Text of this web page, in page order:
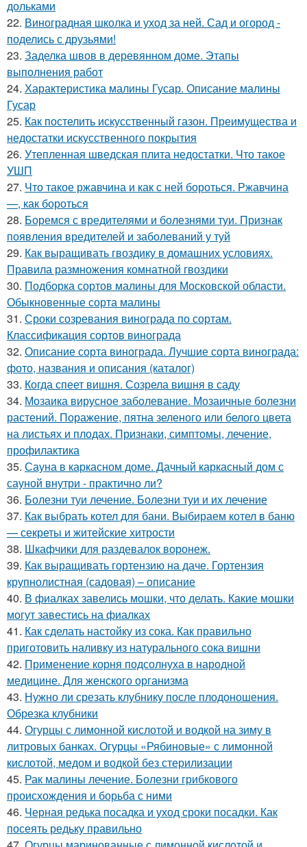
дольками
22. Виноградная школка и уход за ней. Сад и огород -
поделись с друзьями!
23. Заделка швов в деревянном доме. Этапы
выполнения работ
24. Характеристика малины Гусар. Описание малины
Гусар
25. Как постелить искусственный газон. Преимущества и
недостатки искусственного покрытия
26. Утепленная шведская плита недостатки. Что такое
УШП
27. Что такое ржавчина и как с ней бороться. Ржавчина
—, как бороться
28. Боремся с вредителями и болезнями туи. Признак
появления вредителей и заболеваний у туй
29. Как выращивать гвоздику в домашних условиях.
Правила размножения комнатной гвоздики
30. Подборка сортов малины для Московской области.
Обыкновенные сорта малины
31. Сроки созревания винограда по сортам.
Классификация сортов винограда
32. Описание сорта винограда. Лучшие сорта винограда:
фото, названия и описания (каталог)
33. Когда спеет вишня. Созрела вишня в саду
34. Мозаика вирусное заболевание. Мозаичные болезни
растений. Поражение, пятна зеленого или белого цвета
на листьях и плодах. Признаки, симптомы, лечение,
профилактика
35. Сауна в каркасном доме. Дачный каркасный дом с
сауной внутри - практично ли?
36. Болезни туи лечение. Болезни туи и их лечение
37. Как выбрать котел для бани. Выбираем котел в баню
— секреты и житейские хитрости
38. Шкафчики для раздевалок воронеж.
39. Как выращивать гортензию на даче. Гортензия
крупнолистная (садовая) – описание
40. В фиалках завелись мошки, что делать. Какие мошки
могут завестись на фиалках
41. Как сделать настойку из сока. Как правильно
приготовить наливку из натурального сока вишни
42. Применение корня подсолнуха в народной
медицине. Для женского организма
43. Нужно ли срезать клубнику после плодоношения.
Обрезка клубники
44. Огурцы с лимонной кислотой и водкой на зиму в
литровых банках. Огурцы «Рябиновые» с лимонной
кислотой, медом и водкой без стерилизации
45. Рак малины лечение. Болезни грибкового
происхождения и борьба с ними
46. Черная редька посадка и уход сроки посадки. Как
посеять редьку правильно